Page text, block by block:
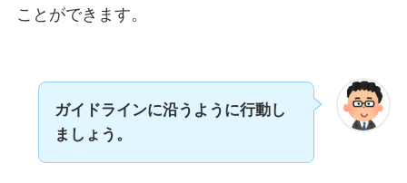
ことができます。
ガイドラインに沿うように行動し
ましょう。